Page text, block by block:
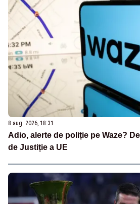
8 aug. 2026, 18:31
Adio, alerte de poliție pe Waze?
de Justiție a UE